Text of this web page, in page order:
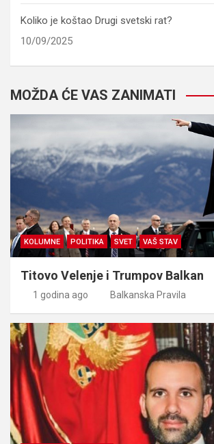
Koliko je koštao Drugi svetski rat?
10/09/2025
MOŽDA ĆE VAS ZANIMATI
KOLUMNE POLITIKA SVET VAŠ STAV
Titovo Velenje i Trumpov Balkan
1 godina ago Balkanska Pravila